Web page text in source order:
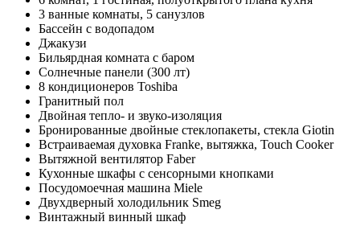
3 ванные комнаты, 5 санузлов
Бассейн с водопадом
Джакузи
Бильярдная комната с баром
Солнечные панели (300 лт)
8 кондиционеров Toshiba
Гранитный пол
Двойная тепло- и звуко-изоляция
Бронированные двойные стеклопакеты, стекла Giotin
Встраиваемая духовка Franke, вытяжка, Touch Cooker
Вытяжной вентилятор Faber
Кухонные шкафы с сенсорными кнопками
Посудомоечная машина Miele
Двухдверный холодильник Smeg
Винтажный винный шкаф